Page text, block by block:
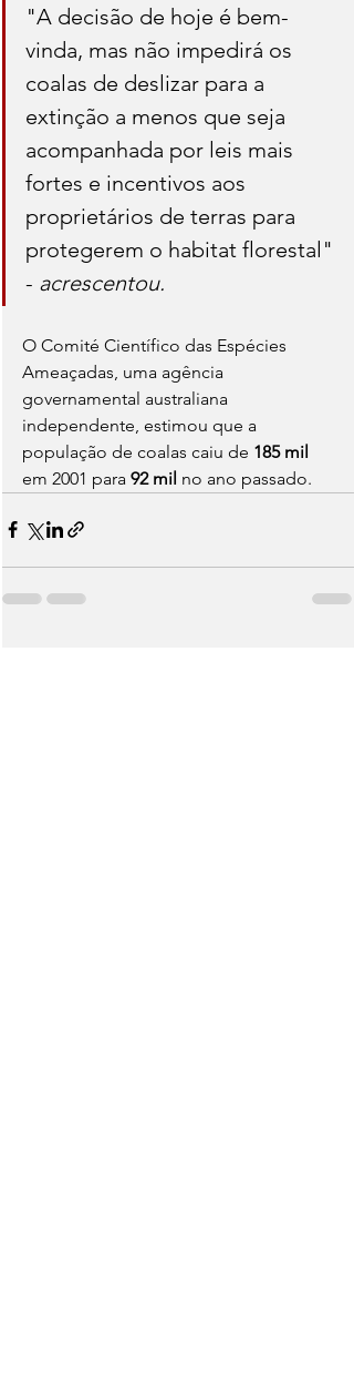
"A decisão de hoje é bem-
vinda, mas não impedirá os
coalas de deslizar para a
extinção a menos que seja
acompanhada por leis mais
fortes e incentivos aos
proprietários de terras para
protegerem o habitat florestal"
- acrescentou.
O Comité Científico das Espécies
Ameaçadas, uma agência
governamental australiana
independente, estimou que a
população de coalas caiu de 185 mil
em 2001 para 92 mil no ano passado.